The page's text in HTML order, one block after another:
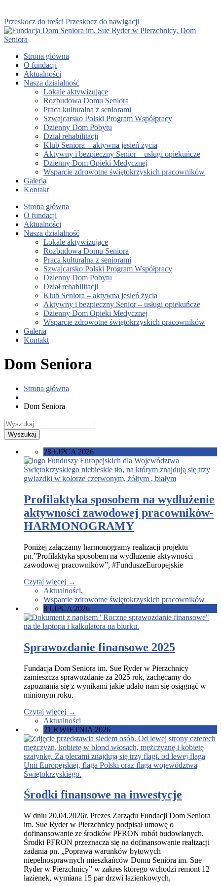
Przeskocz do treści Przeskocz do nawigacji
Strona główna
O fundacji
Aktualności
Nasza działalność
Lokale aktywizujące
Rozbudowa Domu Seniora
Praca kulturalna z seniorami
Szwajcarsko Polski Program Współpracy
Dzienny Dom Pobytu
Dział rehabilitacji
Klub Seniora – aktywna jesień życia
Aktywny i bezpieczny Senior – usługi opiekuńcze
Dzienny Dom Opieki Medycznej
Wsparcie zdrowotne świętokrzyskich pracowników
Galeria
Kontakt
Strona główna
O fundacji
Aktualności
Nasza działalność
Lokale aktywizujące
Rozbudowa Domu Seniora
Praca kulturalna z seniorami
Szwajcarsko Polski Program Współpracy
Dzienny Dom Pobytu
Dział rehabilitacji
Klub Seniora – aktywna jesień życia
Aktywny i bezpieczny Senior – usługi opiekuńcze
Dzienny Dom Opieki Medycznej
Wsparcie zdrowotne świętokrzyskich pracowników
Galeria
Kontakt
Dom Seniora
Strona główna
Dom Seniora
28 LIPCA 2026
Profilaktyka sposobem na wydłużenie
aktywności zawodowej pracowników-
HARMONOGRAMY
Poniżej załączamy harmonogramy realizacji projektu
pn.”Profilaktyka sposobem na wydłużenie aktywności
zawodowej pracowników”, #FunduszeEuropejskie
Czytaj więcej →
Aktualności,
Wsparcie zdrowotne świętokrzyskich pracowników
8 LIPCA 2026
Sprawozdanie finansowe 2025
Fundacja Dom Seniora im. Sue Ryder w Pierzchnicy
zamieszcza sprawozdanie za 2025 rok, zachęcamy do
zapoznania się z wynikami jakie udało nam się osiągnąć w
minionym roku.
Czytaj więcej →
Aktualności
21 KWIETNIA 2026
Środki finansowe na inwestycje
W dniu 20.04.2026r. Prezes Zarządu Fundacji Dom Seniora
im. Sue Ryder w Pierzchnicy podpisał umowę o
dofinansowanie ze środków PFRON robót budowlanych.
Środki PFRON przeznacza się na dofinansowanie realizacji
zadania pn. „Poprawa warunków bytowych
niepełnosprawnych mieszkańców Domu Seniora im. Sue
Ryder w Pierzchnicy” w zakres którego wchodzi remont 12
łazienek, wymiana 15 par drzwi łazienkowych,